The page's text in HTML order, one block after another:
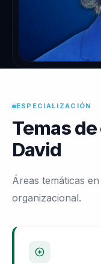
ESPECIALIZACIÓN
Temas
David
Áreas temáticas
organizacional.